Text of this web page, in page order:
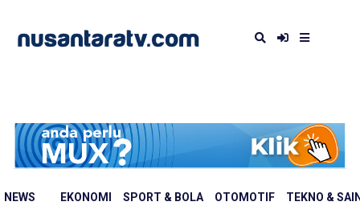
NEWS EKONOMI SPORT & BOLA OTOMOTIF TEKNO &